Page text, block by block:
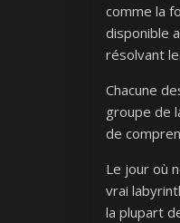
comme la
disponible
résolvant
Chacune
groupe de
de
Le jour où
vrai
la plupart